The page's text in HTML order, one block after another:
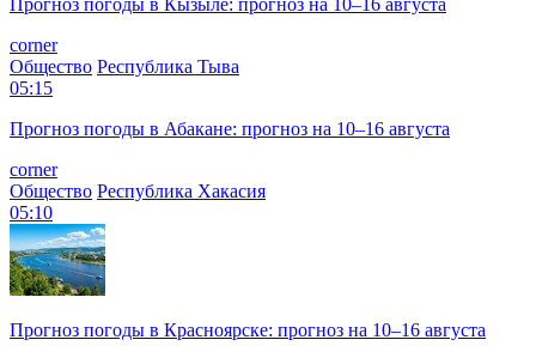
corner
Общество Республика Тыва
05:15
Прогноз погоды в Абакане: прогноз на 10–16 августа
corner
Общество Республика Хакасия
05:10
Прогноз погоды в Красноярске: прогноз на 10–16 августа